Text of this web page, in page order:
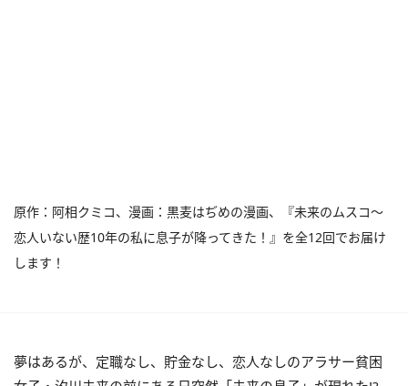
原作：阿相クミコ、漫画：黒麦はぢめの漫画、『未来のムスコ～
恋人いない歴10年の私に息子が降ってきた！』を全12回でお届け
します！
夢はあるが、定職なし、貯金なし、恋人なしのアラサー貧困